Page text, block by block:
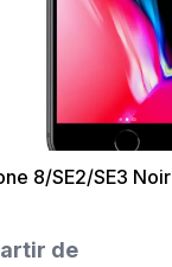
8/SE2/SE3 Noir
de